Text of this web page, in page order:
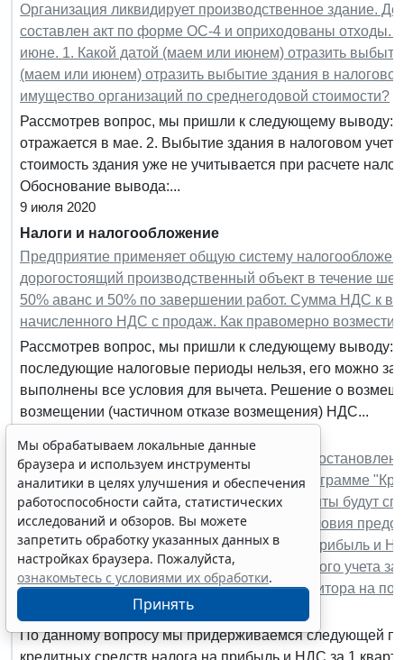
Организация ликвидирует производственное здание.
составлен акт по форме ОС-4 и оприходованы отходы.
июне. 1. Какой датой (маем или июнем) отразить
(маем или июнем) отразить выбытие здания в налоговом
имущество организаций по среднегодовой стоимости?
Рассмотрев вопрос, мы пришли к следующему выводу:
отражается в мае. 2. Выбытие здания в налоговом
стоимость здания уже не учитывается при расчете
Обоснование вывода:...
9 июля 2020
Налоги и налогообложение
Предприятие применяет общую систему
дорогостоящий производственный объект в течение
50% аванс и 50% по завершении работ. Сумма НДС к
начисленного НДС с продаж. Как правомерно
Рассмотрев вопрос, мы пришли к следующему выводу:
последующие налоговые периоды нельзя, его можно
выполнены все условия для вычета. Решение о
возмещении (частичном отказе возмещения) НДС...
Организация получила субсидию согласно
возобновление деятельности в банке по программе
13 месяцев сумма основного долга и проценты будут
предоставления кредита. Не нарушит ли условия
потратит эти средства на уплату налога на прибыль и
расходы на счетах бухгалтерского и налогового учета
одобрения Минэкономразвития заявки кредитора на
(2020 год) и после одобрения (2021 год)?
По данному вопросу мы придерживаемся следующей
кредитных средств налога на прибыль и НДС за 1
Мы обрабатываем локальные данные
браузера и используем инструменты
аналитики в целях улучшения и обеспечения
работоспособности сайта, статистических
исследований и обзоров. Вы можете
запретить обработку указанных данных в
настройках браузера. Пожалуйста,
ознакомьтесь с условиями их обработки.
Принять